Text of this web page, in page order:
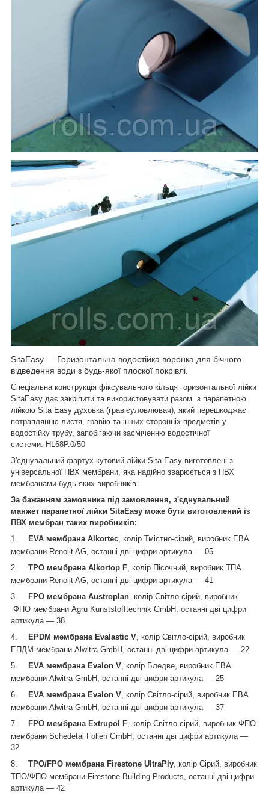
SitaEasy — Горизонтальна водостійка воронка для бічного
відведення води з будь-якої плоскої покрівлі.
Спеціальна конструкція фіксувального кільця горизонтальної лійки
SitaEasy дає закріпити та використовувати разом з парапетною
лійкою Sita Easy духовка (гравієуловлювач), який перешкоджає
потраплянню листя, гравію та інших сторонніх предметів у
водостійку трубу, запобігаючи засміченню водостічної
системи. HL68P.0/50
З'єднувальний фартух кутовий лійки Sita Easy виготовлені з
універсальної ПВХ мембрани, яка надійно зварюється з ПВХ
мембранами будь-яких виробників.
За бажанням замовника під замовлення, з'єднувальний
манжет парапетної лійки SitaEasy може бути виготовлений із
ПВХ мембран таких виробників:
1.
EVA мембрана Alkortec, колір Тмістно-сірий, виробник ЕВА
мембрани Renolit AG, останні дві цифри артикула — 05
2.
ТРО мембрана Alkortop F, колір Пісочний, виробник ТПА
мембрани Renolit AG, останні дві цифри артикула — 41
3.
FPO мембрана Austroplan, колір Світло-сірий, виробник
ФПО мембрани Agru Kunststofftechnik GmbH, останні дві цифри
артикула — 38
4.
EPDM мембрана Evalastic V, колір Світло-сірий, виробник
ЕПДМ мембрани Alwitra GmbH , останні дві цифри артикула — 22
5.
EVA мембрана Evalon V, колір Бледве, виробник ЕВА
мембрани Alwitra GmbH , останні дві цифри артикула — 25
6.
EVA мембрана Evalon V, колір Світло-сірий, виробник ЕВА
мембрани Alwitra GmbH, останні дві цифри артикула — 37
7.
FPO мембрана Extrupol F, колір Світло-сірий, виробник ФПО
мембрани Schedetal Folien GmbH, останні дві цифри артикула —
32
8.
TPO/FPO мембрана Firestone UltraPly, колір Сірий, виробник
ТПО/ФПО мембрани Firestone Building Products, останні дві цифри
артикула — 42